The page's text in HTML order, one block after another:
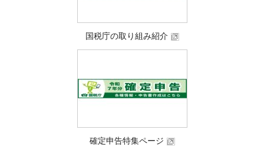
国税庁の取り組み紹介
確定申告特集ページ